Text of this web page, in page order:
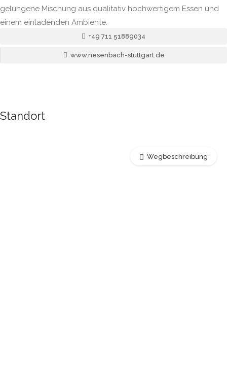
gelungene Mischung aus qualitativ hochwertigem Essen und
einem einladenden Ambiente.
+49 711 51889034
www.nesenbach-stuttgart.de
Standort
Wegbeschreibung